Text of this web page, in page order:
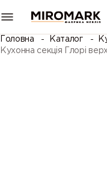
Головна Каталог
Кухонна секція Глорі